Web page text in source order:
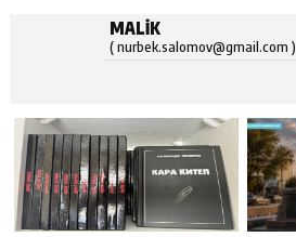
MALIK
( nurbek.salomov@gmail.com )